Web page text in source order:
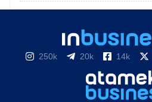
250k 20k 14k